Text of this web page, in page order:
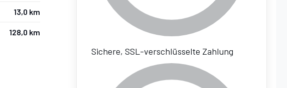
13,0 km
128,0 km
Sichere, SSL-verschlüsselte Zahlung